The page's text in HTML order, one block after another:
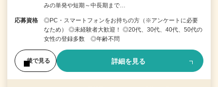
みの単発や短期～中長期まで…
応募資格
◎PC・スマートフォンをお持ちの方（※アンケートに必要
なため） ◎未経験者大歓迎！ ◎20代、30代、40代、50代の
女性の登録多数 ◎年齢不問
後で見る 詳細を見る